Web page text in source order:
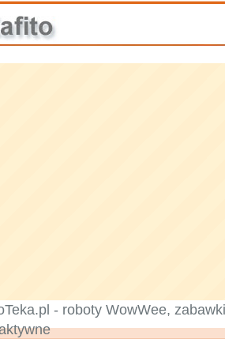
- roboty WowWee,